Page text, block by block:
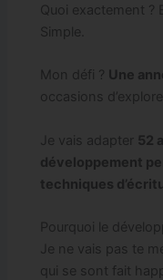
Quoi exactement ?
Simple.
Mon défi ? Une
occasions
Je vais adapter 52
développement
techniques
Pourquoi le
Je ne vais pas te
qui se sont fait